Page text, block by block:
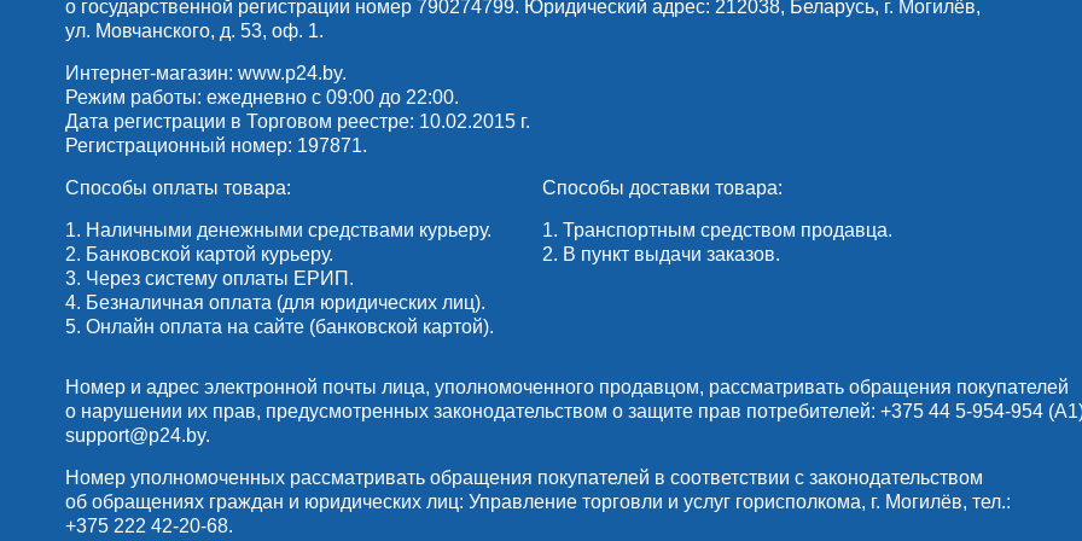
о государственной регистрации номер 790274799. Юридический адрес: 212038, Беларусь, г. Могилёв,
ул. Мовчанского, д. 53, оф. 1.
Интернет-магазин: www.p24.by.
Режим работы: ежедневно с 09:00 до 22:00.
Дата регистрации в Торговом реестре: 10.02.2015 г.
Регистрационный номер: 197871.
Способы оплаты товара:
1. Наличными денежными средствами курьеру.
2. Банковской картой курьеру.
3. Через систему оплаты ЕРИП.
4. Безналичная оплата (для юридических лиц).
5. Онлайн оплата на сайте (банковской картой).
Способы доставки товара:
1. Транспортным средством продавца.
2. В пункт выдачи заказов.
Номер и адрес электронной почты лица, уполномоченного продавцом, рассматривать обращения покупателей
о нарушении их прав, предусмотренных законодательством о защите прав потребителей: +375 44 5-954-954
support@p24.by.
Номер уполномоченных рассматривать обращения покупателей в соответствии с законодательством
об обращениях граждан и юридических лиц: Управление торговли и услуг горисполкома, г. Могилёв, тел.:
+375 222 42-20-68.